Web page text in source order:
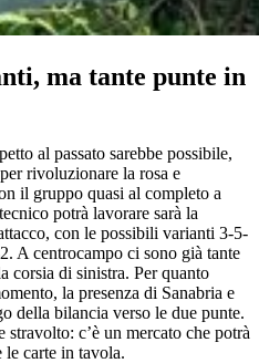
ma tante punte in
al passato sarebbe possibile,
rivoluzionare la rosa e
il gruppo quasi al completo a
potrà lavorare sarà la
con le possibili varianti 3-5-
A centrocampo ci sono già tante
corsia di sinistra. Per quanto
la presenza di Sanabria e
della bilancia verso le due punte.
stravolto: c’è un mercato che potrà
le carte in tavola.